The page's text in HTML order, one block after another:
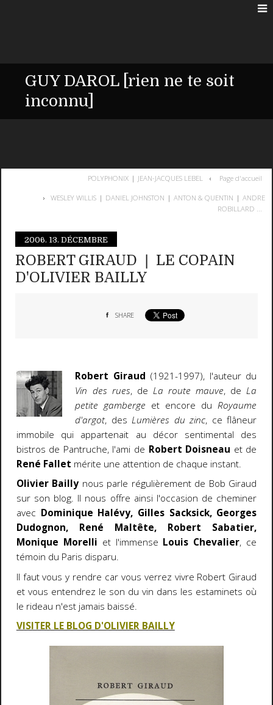
GUY DAROL [rien ne te soit
inconnu]
POLYPHONIX ❘ JEAN-JACQUES LEBEL Page d'accueil
WESLEY WILLIS ❘ DANIEL JOHNSTON ❘ ANTON & QUENTIN ❘ ANDRE
ROBILLARD ...
2006. 13. DÉCEMBRE
ROBERT GIRAUD ❘ LE COPAIN
D'OLIVIER BAILLY
SHARE
Robert Giraud (1921-1997), l'auteur du
Vin des rues, de La route mauve, de La
petite gamberge et encore du Royaume
d'argot, des Lumières du zinc, ce flâneur
immobile qui appartenait au décor sentimental des
bistros de Pantruche, l'ami de Robert Doisneau et de
René Fallet mérite une attention de chaque instant.
Olivier Bailly nous parle régulièrement de Bob Giraud
sur son blog. Il nous offre ainsi l'occasion de cheminer
avec Dominique Halévy, Gilles Sacksick, Georges
Dudognon, René Maltête, Robert Sabatier,
Monique Morelli et l'immense Louis Chevalier, ce
témoin du Paris disparu.
Il faut vous y rendre car vous verrez vivre Robert Giraud
et vous entendrez le son du vin dans les estaminets où
le rideau n'est jamais baissé.
VISITER LE BLOG D'OLIVIER BAILLY